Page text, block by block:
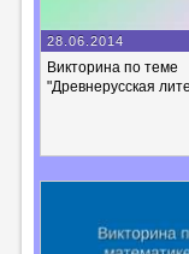
28.06.2014
Викторина по теме
"Древнерусская